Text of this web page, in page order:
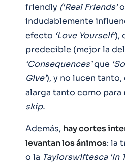
friendly (‘Real Friends’o
indudablemente
efecto ‘Love Yourself’),
predecible (mejor la
‘Consequences’que
Give’), y no lucen
alarga tanto como para
skip.
Además, hay cortes
levantan los ánimos: la
o la Taylorswiftesca ‘In